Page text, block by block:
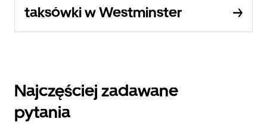
taksówki w Westminster
Najczęściej zadawane
pytania